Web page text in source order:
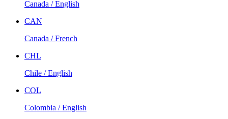
Canada / English
CAN
Canada / French
CHL
Chile / English
COL
Colombia / English